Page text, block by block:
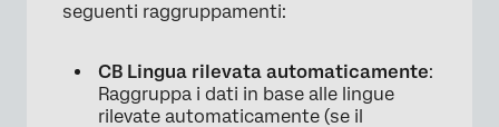
seguenti raggruppamenti:
CB Lingua rilevata automaticamente:
Raggruppa i dati in base alle lingue
rilevate automaticamente (se il